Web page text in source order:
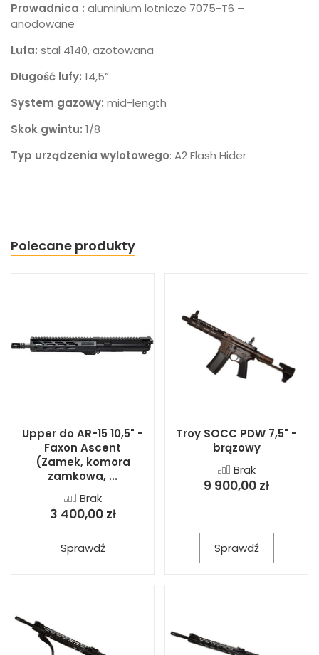
Prowadnica : aluminium lotnicze 7075-T6 –
anodowane
Lufa: stal 4140, azotowana
Długość lufy: 14,5”
System gazowy: mid-length
Skok gwintu: 1/8
Typ urządzenia wylotowego: A2 Flash Hider
Polecane produkty
Upper do AR-15 10,5" -
Faxon Ascent
(Zamek, komora
zamkowa, ...
Brak
3 400,00 zł
Sprawdź
Troy SOCC PDW 7,5" -
brązowy
Brak
9 900,00 zł
Sprawdź